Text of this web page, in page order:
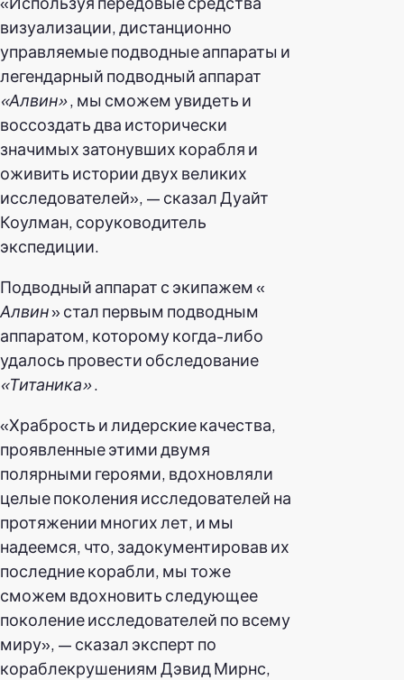
визуализации, дистанционно
управляемые подводные аппараты и
легендарный подводный аппарат
«Алвин», мы сможем увидеть и
воссоздать два исторически
значимых затонувших корабля и
оживить истории двух великих
исследователей», — сказал Дуайт
Коулман, соруководитель
экспедиции.
Подводный аппарат с экипажем «
Алвин» стал первым подводным
аппаратом, которому когда-либо
удалось провести обследование
«Титаника».
«Храбрость и лидерские качества,
проявленные этими двумя
полярными героями, вдохновляли
целые поколения исследователей на
протяжении многих лет, и мы
надеемся, что, задокументировав их
последние корабли, мы тоже
сможем вдохновить следующее
поколение исследователей по всему
миру», — сказал эксперт по
кораблекрушениям Дэвид Мирнс,